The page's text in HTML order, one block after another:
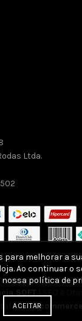
Ltda.
SOFT
para melhorar a
Ao continuar o
política de
ACEITAR